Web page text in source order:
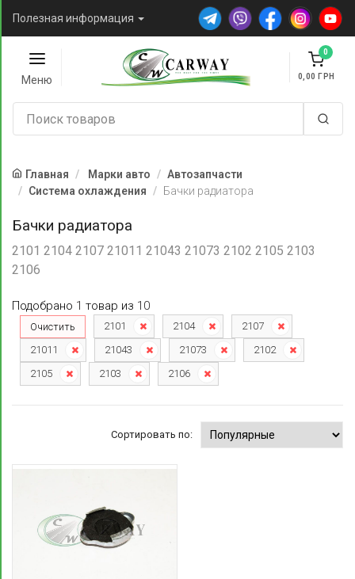
Полезная информация
Меню
0
0,00
Главная Марки авто
Автозапчасти
Система охлаждения
Бачки радиатора
Бачки радиатора
2101 2104 2107 21011 21043 21073 2102 2105 2103
2106
Подобрано 1 товар из 10
Очистить 2101 2104
2107
21011
21043 21073
2102
2105
2103 2106
Сортировать по: